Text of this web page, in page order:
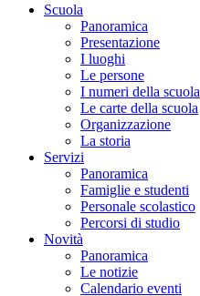
Scuola
Panoramica
Presentazione
I luoghi
Le persone
I numeri della scuola
Le carte della scuola
Organizzazione
La storia
Servizi
Panoramica
Famiglie e studenti
Personale scolastico
Percorsi di studio
Novità
Panoramica
Le notizie
Calendario eventi